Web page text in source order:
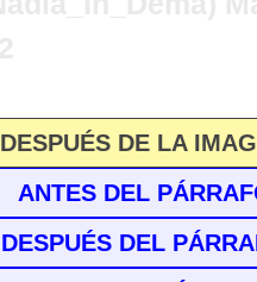
DESPUÉS DE LA
ANTES DEL
DESPUÉS DEL